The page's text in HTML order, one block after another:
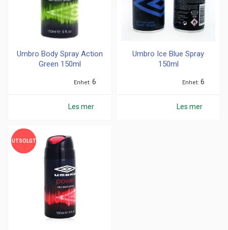
Umbro Body Spray Action
Green 150ml
Enhet 6
Les mer
Umbro Ice Blue Spray
150ml
Enhet 6
Les mer
UTSOLGT
UTSOLGT